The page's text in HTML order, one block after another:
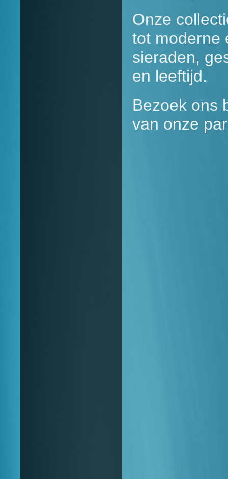
Onze
tot moderne
sieraden,
en leeftijd.
Bezoek ons
van onze